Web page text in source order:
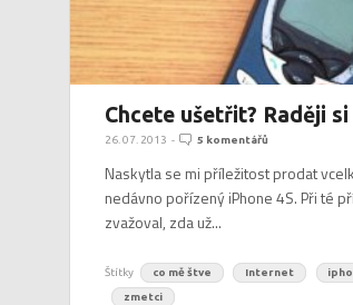
Chcete ušetřit? Raději
26. 07. 2013 - 5 komentářů
Naskytla se mi příležitost prodat
nedávno pořízený iPhone 4S. Při té
zvažoval, zda už...
Štítky co mě štve Internet
zmetci